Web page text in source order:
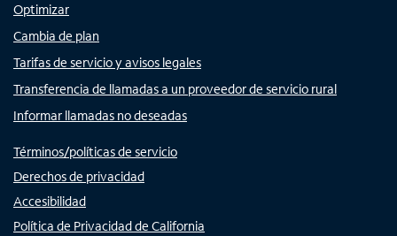
Optimizar
Cambia de plan
Tarifas de servicio y avisos legales
Transferencia de llamadas a un proveedor de servicio rural
Informar llamadas no deseadas
Términos/políticas de servicio
Derechos de privacidad
Accesibilidad
Política de Privacidad de California